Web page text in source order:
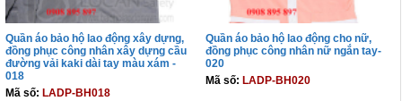
Quần áo bảo hộ lao động xây dựng,
đồng phục công nhân xây dựng cầu
đường vải kaki dài tay màu xám -
018
Mã số: LADP-BH018
Quần áo bảo hộ lao động cho nữ,
đồng phục công nhân nữ ngắn tay-
020
Mã số: LADP-BH020